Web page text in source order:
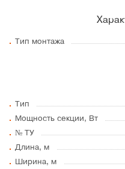
Тип монтажа
Тип
Мощность секции, Вт
№ ТУ
Длина, м
Ширина, м